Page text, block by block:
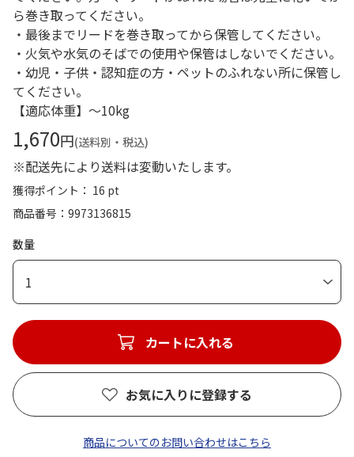
ら巻き取ってください。
・最後までリードを巻き取ってから保管してください。
・火気や水気のそばでの使用や保管はしないでください。
・幼児・子供・認知症の方・ペットのふれない所に保管し
てください。
【適応体重】～10kg
1,670円(送料別・税込)
※配送先により送料は変動いたします。
獲得ポイント： 16 pt
商品番号
9973136815
数量
1
カートに入れる
お気に入りに登録する
商品についてのお問い合わせはこちら